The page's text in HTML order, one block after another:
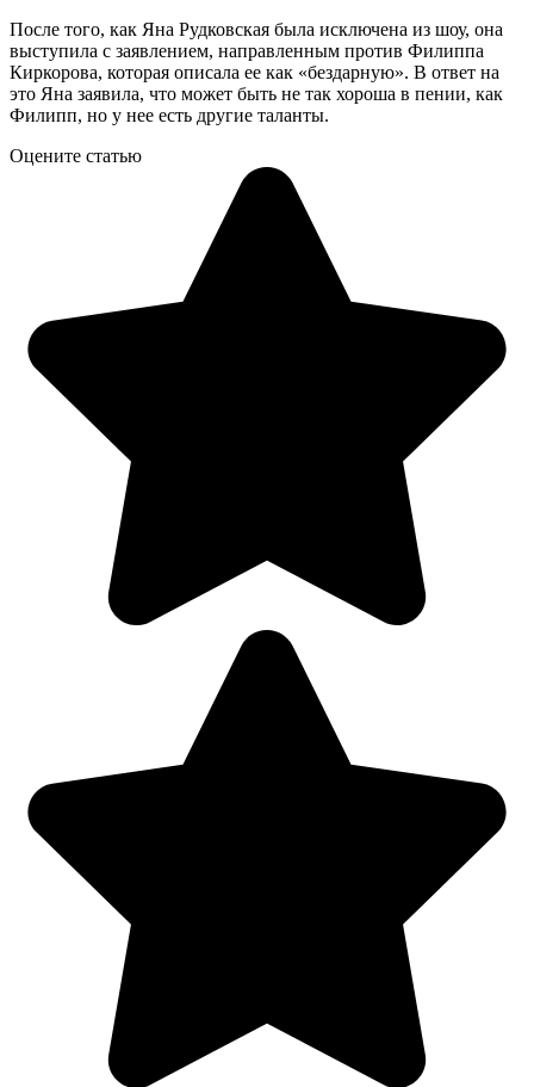
После того, как Яна Рудковская была исключена из шоу, она
выступила с заявлением, направленным против Филиппа
Киркорова, которая описала ее как «бездарную». В ответ на
это Яна заявила, что может быть не так хороша в пении, как
Филипп, но у нее есть другие таланты.
Оцените статью